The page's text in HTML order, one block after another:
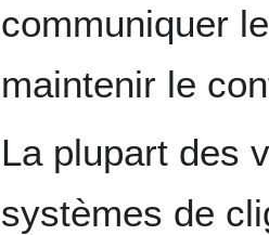
communiquer
maintenir le
La plupart des
systèmes de